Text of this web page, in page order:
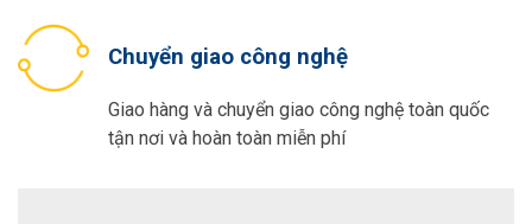
Chuyển giao công nghệ
Giao hàng và chuyển giao công nghệ toàn quốc
tận nơi và hoàn toàn miễn phí